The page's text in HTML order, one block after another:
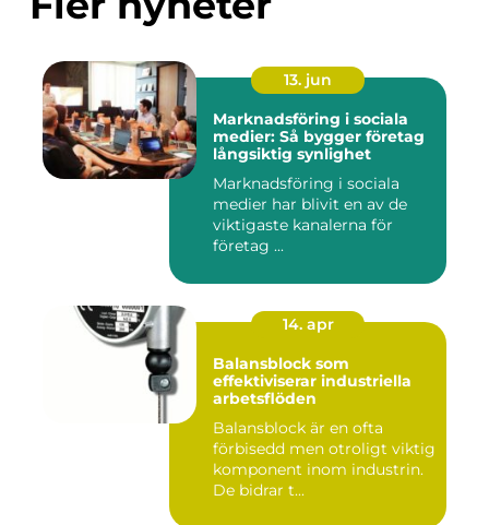
13. jun
Marknadsföring i sociala
medier: Så bygger företag
långsiktig synlighet
Marknadsföring i sociala
medier har blivit en av de
viktigaste kanalerna för
företag ...
14. apr
Balansblock som
effektiviserar industriella
arbetsflöden
Balansblock är en ofta
förbisedd men otroligt viktig
komponent inom industrin.
De bidrar t...